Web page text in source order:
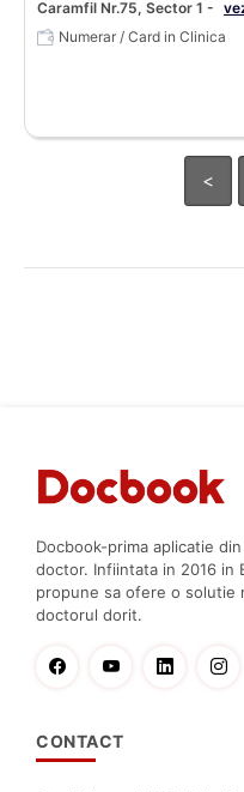
Caramfil Nr.75, Sector 1 -
Numerar / Card in Clinica
<
Docbook-prima aplicatie
doctor. Infiintata in 2016 in
propune sa ofere o solutie
doctorul dorit.
CONTACT